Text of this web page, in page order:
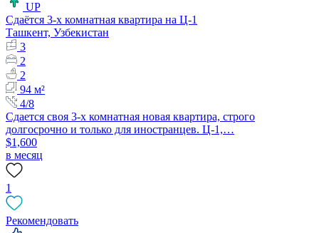
UP
Сдаётся 3-х комнатная квартира на Ц-1
Ташкент, Узбекистан
3
2
2
94 м²
4/8
Сдается своя 3-х комнатная новая квартира, строго
долгосрочно и только для иностранцев. Ц-1,…
$1,600
в месяц
1
Рекомендовать